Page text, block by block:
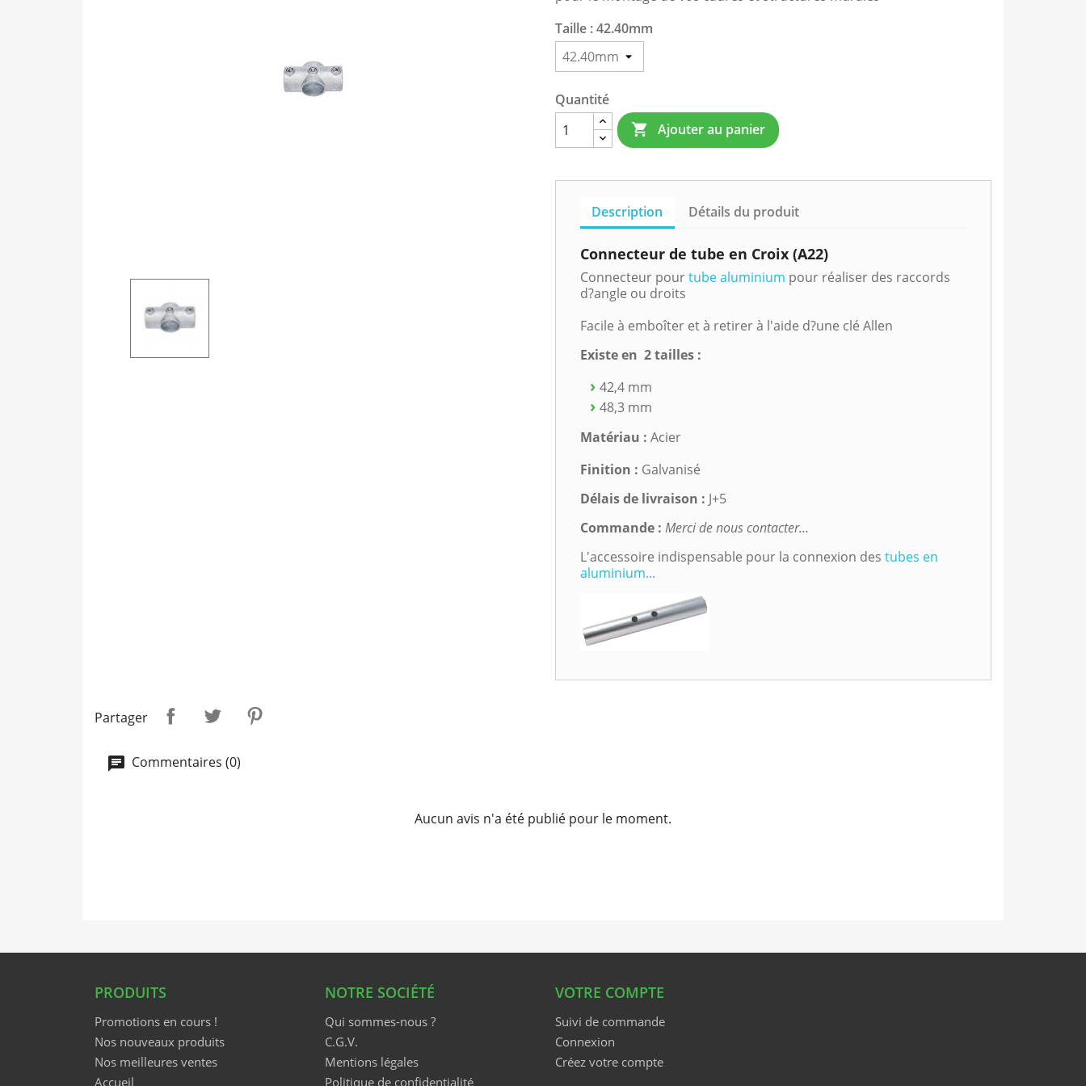
Taille : 42.40mm
Quantité
 Ajouter au panier
Description Détails du produit
Connecteur de tube en Croix (A22)
Connecteur pourtube aluminium pour réaliser des raccords
d?angle ou droits
Facile à emboîter et à retirer à l'aide d?une clé Allen
Existe en 2 tailles :
42,4 mm
48,3 mm
Matériau : Acier
Finition : Galvanisé
Délais de livraison : J+5
Commande : Merci de nous contacter...
L'accessoire indispensable pour la connexion des tubes en
aluminium...
Partager
Commentaires (0)
Aucun avis n'a été publié pour le moment.
PRODUITS
Promotions en cours !
Nos nouveaux produits
Nos meilleures ventes
Accueil
NOTRE SOCIÉTÉ
Qui sommes-nous ?
C.G.V.
Mentions légales
Politique de confidentialité
VOTRE COMPTE
Suivi de commande
Connexion
Créez votre compte